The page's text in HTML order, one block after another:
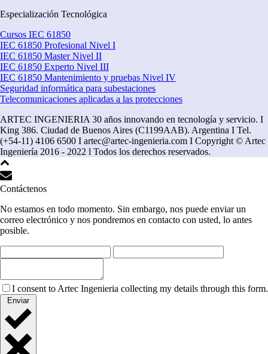
Especialización Tecnológica
Cursos IEC 61850
IEC 61850 Profesional Nivel I
IEC 61850 Master Nivel II
IEC 61850 Experto Nivel III
IEC 61850 Mantenimiento y pruebas Nivel IV
Seguridad informática para subestaciones
Telecomunicaciones aplicadas a las protecciones
ARTEC INGENIERIA 30 años innovando en tecnología y servicio. I
King 386. Ciudad de Buenos Aires (C1199AAB). Argentina I Tel.
(+54-11) 4106 6500 I artec@artec-ingenieria.com I Copyright © Artec
Ingeniería 2016 - 2022 l Todos los derechos reservados.
Contáctenos
No estamos en todo momento. Sin embargo, nos puede enviar un
correo electrónico y nos pondremos en contacto con usted, lo antes
posible.
I consent to Artec Ingenieria collecting my details through this form.
Enviar